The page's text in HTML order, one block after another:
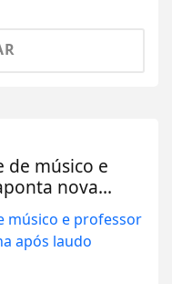
de músico e
nova...